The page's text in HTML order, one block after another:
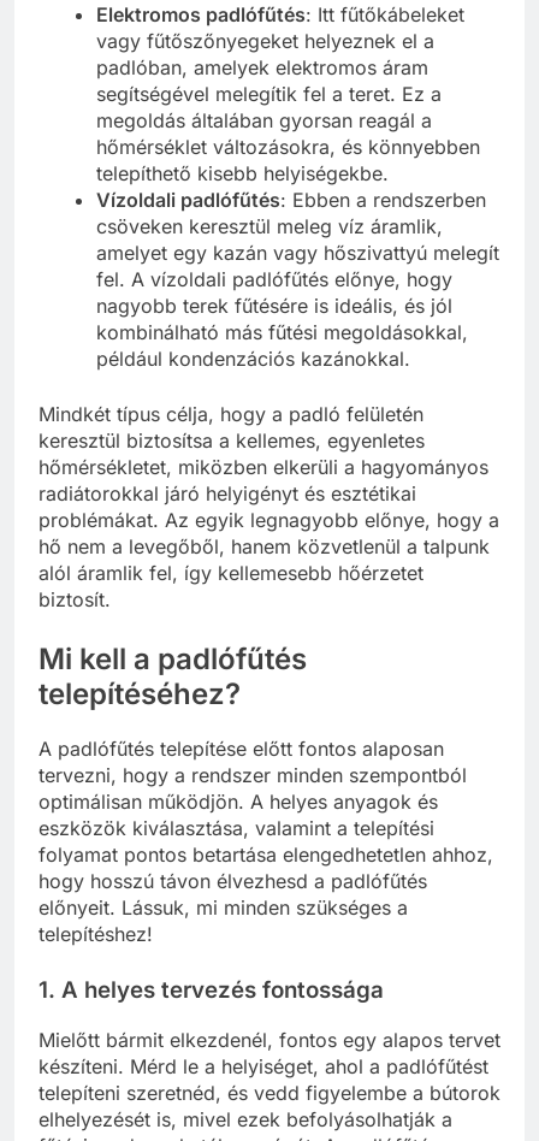
Elektromos padlófűtés: Itt fűtőkábeleket
vagy fűtőszőnyegeket helyeznek el a
padlóban, amelyek elektromos áram
segítségével melegítik fel a teret. Ez a
megoldás általában gyorsan reagál a
hőmérséklet változásokra, és könnyebben
telepíthető kisebb helyiségekbe.
Vízoldali padlófűtés: Ebben a rendszerben
csöveken keresztül meleg víz áramlik,
amelyet egy kazán vagy hőszivattyú melegít
fel. A vízoldali padlófűtés előnye, hogy
nagyobb terek fűtésére is ideális, és jól
kombinálható más fűtési megoldásokkal,
például kondenzációs kazánokkal.
Mindkét típus célja, hogy a padló felületén
keresztül biztosítsa a kellemes, egyenletes
hőmérsékletet, miközben elkerüli a hagyományos
radiátorokkal járó helyigényt és esztétikai
problémákat. Az egyik legnagyobb előnye, hogy a
hő nem a levegőből, hanem közvetlenül a talpunk
alól áramlik fel, így kellemesebb hőérzetet
biztosít.
Mi kell a padlófűtés
telepítéséhez?
A padlófűtés telepítése előtt fontos alaposan
tervezni, hogy a rendszer minden szempontból
optimálisan működjön. A helyes anyagok és
eszközök kiválasztása, valamint a telepítési
folyamat pontos betartása elengedhetetlen ahhoz,
hogy hosszú távon élvezhesd a padlófűtés
előnyeit. Lássuk, mi minden szükséges a
telepítéshez!
1. A helyes tervezés fontossága
Mielőtt bármit elkezdenél, fontos egy alapos tervet
készíteni. Mérd le a helyiséget, ahol a padlófűtést
telepíteni szeretnéd, és vedd figyelembe a bútorok
elhelyezését is, mivel ezek befolyásolhatják a